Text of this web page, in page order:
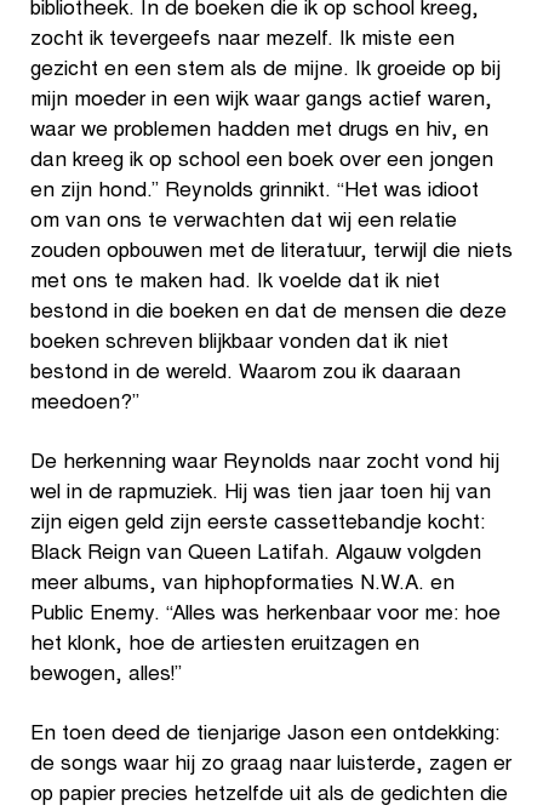
bibliotheek. In de boeken die ik op school kreeg,
zocht ik tevergeefs naar mezelf. Ik miste een
gezicht en een stem als de mijne. Ik groeide op bij
mijn moeder in een wijk waar gangs actief waren,
waar we problemen hadden met drugs en hiv, en
dan kreeg ik op school een boek over een jongen
en zijn hond.” Reynolds grinnikt. “Het was idioot
om van ons te verwachten dat wij een relatie
zouden opbouwen met de literatuur, terwijl die niets
met ons te maken had. Ik voelde dat ik niet
bestond in die boeken en dat de mensen die deze
boeken schreven blijkbaar vonden dat ik niet
bestond in de wereld. Waarom zou ik daaraan
meedoen?”
De herkenning waar Reynolds naar zocht vond hij
wel in de rapmuziek. Hij was tien jaar toen hij van
zijn eigen geld zijn eerste cassettebandje kocht:
Black Reign van Queen Latifah. Algauw volgden
meer albums, van hiphopformaties N.W.A. en
Public Enemy. “Alles was herkenbaar voor me: hoe
het klonk, hoe de artiesten eruitzagen en
bewogen, alles!”
En toen deed de tienjarige Jason een ontdekking:
de songs waar hij zo graag naar luisterde, zagen er
op papier precies hetzelfde uit als de gedichten die